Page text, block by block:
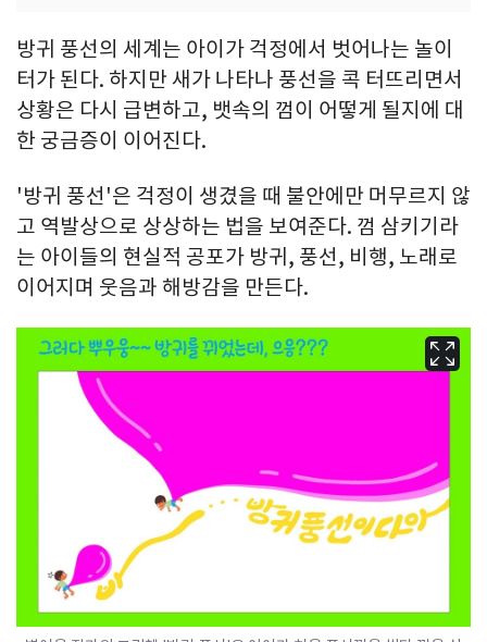
방귀 풍선의 세계는 아이가 걱정에서 벗어나는 놀이
터가 된다. 하지만 새가 나타나 풍선을 콕 터뜨리면서
상황은 다시 급변하고, 뱃속의 껌이 어떻게 될지에 대
한 궁금증이 이어진다.
'방귀 풍선'은 걱정이 생겼을 때 불안에만 머무르지 않
고 역발상으로 상상하는 법을 보여준다. 껌 삼키기라
는 아이들의 현실적 공포가 방귀, 풍선, 비행, 노래로
이어지며 웃음과 해방감을 만든다.